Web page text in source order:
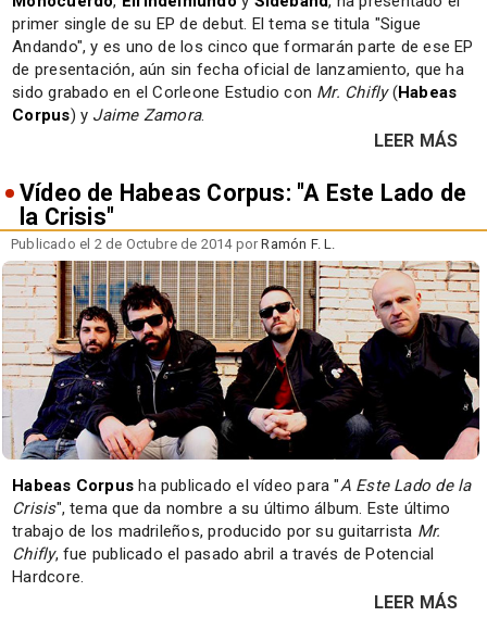
primer single de su EP de debut. El tema se titula "Sigue
Andando", y es uno de los cinco que formarán parte de ese EP
de presentación, aún sin fecha oficial de lanzamiento, que ha
sido grabado en el Corleone Estudio con Mr. Chifly(Habeas
Corpus) y Jaime Zamora.
LEER MÁS
Vídeo de Habeas Corpus: "A Este Lado de
la Crisis"
Publicado el 2 de Octubre de 2014 porRamón F. L.
Habeas Corpus ha publicado el vídeo para "A Este Lado de la
Crisis", tema que da nombre a su último álbum. Este último
trabajo de los madrileños, producido por su guitarrista Mr.
Chifly, fue publicado el pasado abril a través de Potencial
Hardcore.
LEER MÁS